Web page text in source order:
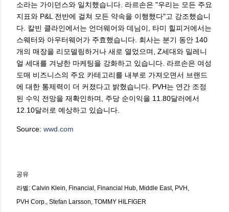
소라는 가이던스와 일치했습니다. 라르손은 "우리는 모든 주요
지표와 P&L 전반에 걸쳐 모든 약속을 이행했다"고 강조했습니
다. 칼빈 클라인에서는 언더웨어와 데님이, 타미 힐피거에서는
스웨터와 아우터웨어가 주효했습니다. 회사는 분기 동안 140
개의 매장을 리모델링하거나 새로 열었으며, Z세대와 밀레니
얼 세대를 겨냥한 마케팅을 강화하고 있습니다. 라르손은 여성
도매 비즈니스의 주요 카테고리를 내부로 가져오면서 브랜드
에 대한 통제력이 더 커졌다고 밝혔습니다. PVH는 연간 조정
된 수익 전망을 재확인하며, 주당 순이익을 11.80달러에서
12.10달러로 예상하고 있습니다.
Source: wwd.com
공유
라벨: Calvin Klein Financial Financial Hub Middle East PVH
PVH Corp. Stefan Larsson TOMMY HILFIGER